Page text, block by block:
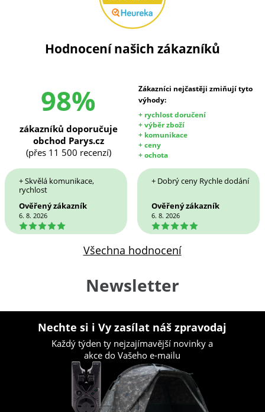
Hodnocení našich zákazníků
98%
Zákazníci nejčastěji zmiňují tyto
výhody:
+ rychlost doručení
+ výběr zboží
+ komunikace
+ ceny
+ ochota
zákazníků doporučuje
obchod Parys.cz
(přes 11 500 recenzí)
+ Skvělá komunikace,
rychlost
Ověřený zákazník
6. 8. 2026
5
+ Dobrý ceny Rychle dodání
Ověřený zákazník
6. 8. 2026
5
Všechna hodnocení
Newsletter
Nechte si i Vy zasílat náš zpravodaj
Každý týden ty nejzajímavější novinky a
akce do Vašeho e-mailu